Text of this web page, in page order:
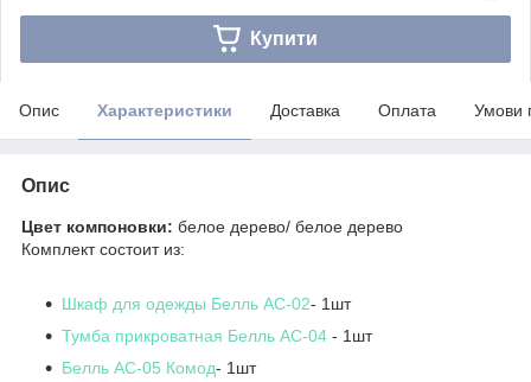
Купити
Опис Характеристики Доставка Оплата Умови
Опис
Цвет компоновки: белое дерево/ белое дерево
Комплект состоит из:
Шкаф для одежды Белль АС-02- 1шт
Тумба прикроватная Белль АС-04 - 1шт
Белль АС-05 Комод- 1шт